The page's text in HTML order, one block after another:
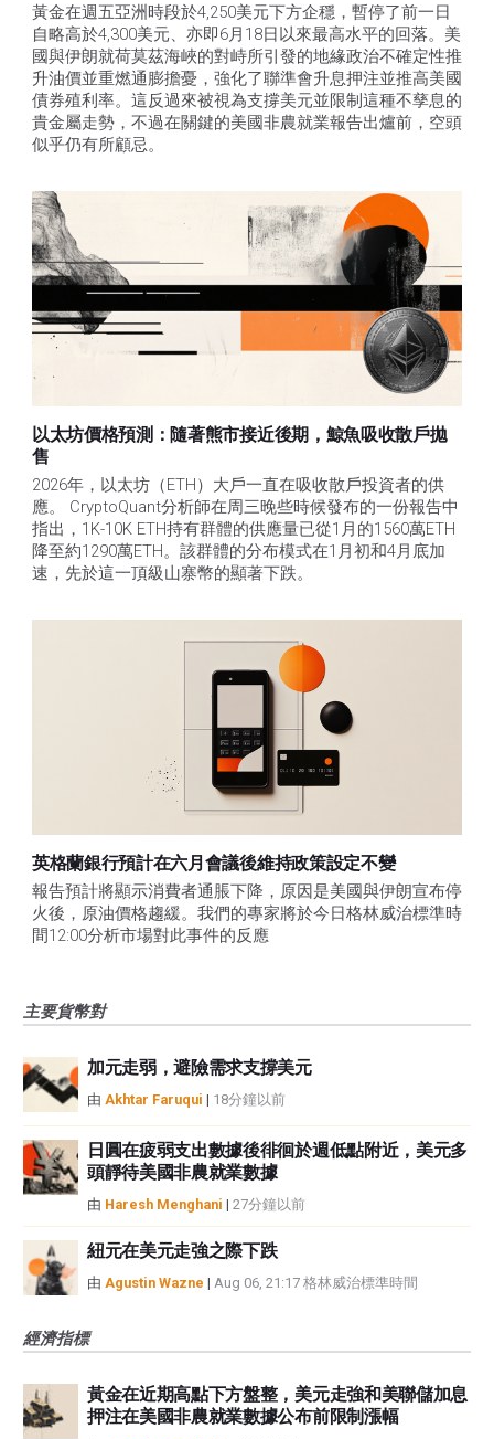
黃金在週五亞洲時段於4,250美元下方企穩，暫停了前一日
自略高於4,300美元、亦即6月18日以來最高水平的回落。美
國與伊朗就荷莫茲海峽的對峙所引發的地緣政治不確定性推
升油價並重燃通膨擔憂，強化了聯準會升息押注並推高美國
債券殖利率。這反過來被視為支撐美元並限制這種不孳息的
貴金屬走勢，不過在關鍵的美國非農就業報告出爐前，空頭
似乎仍有所顧忌。
以太坊價格預測：隨著熊市接近後期，鯨魚吸收散戶拋
售​
2026年，以太坊（ETH）大戶一直在吸收散戶投資者的供
應。 CryptoQuant分析師在周三晚些時候發布的一份報告中
指出，1K-10K ETH持有群體的供應量已從1月的1560萬ETH
降至約1290萬ETH。該群體的分布模式在1月初和4月底加
速，先於這一頂級山寨幣的顯著下跌。
英格蘭銀行預計在六月會議後維持政策設定不變
報告預計將顯示消費者通脹下降，原因是美國與伊朗宣布停
火後，原油價格趨緩。我們的專家將於今日格林威治標準時
間12:00分析市場對此事件的反應
主要貨幣對
加元走弱，避險需求支撐美元
由 Akhtar Faruqui | 18分鐘以前
日圓在疲弱支出數據後徘徊於週低點附近，美元多
頭靜待美國非農就業數據
由 Haresh Menghani | 27分鐘以前
紐元在美元走強之際下跌
由 Agustin Wazne | Aug 06, 21:17 格林威治標準時間
經濟指標
黃金在近期高點下方盤整，美元走強和美聯儲加息
押注在美國非農就業數據公布前限制漲幅